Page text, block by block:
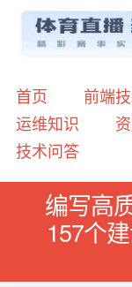
首页 前端
运维知识
技术问答
编写高
157个